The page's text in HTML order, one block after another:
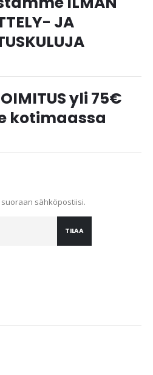
JA
yli 75€
kotimaassa
sähköpostiisi.
TILAA